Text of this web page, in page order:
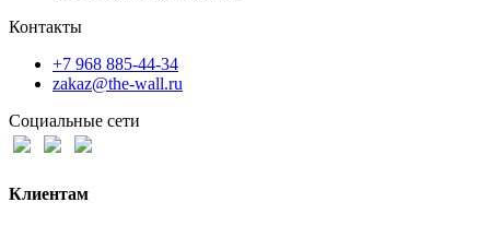
Контакты
+7 968 885-44-34
zakaz@the-wall.ru
Социальные сети
Клиентам